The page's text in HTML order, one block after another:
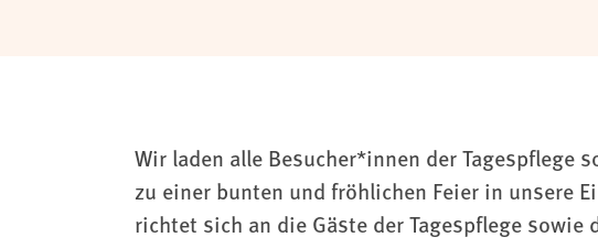
Wir laden alle Besucher*innen der Tagespflege
zu einer bunten und fröhlichen Feier in unsere
richtet sich an die Gäste der Tagespflege sowie